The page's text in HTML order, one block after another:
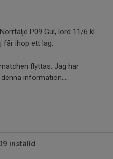
P09 Gul, lörd 11/6 kl
får ihop ett lag.
flyttas. Jag har
information....
inställd